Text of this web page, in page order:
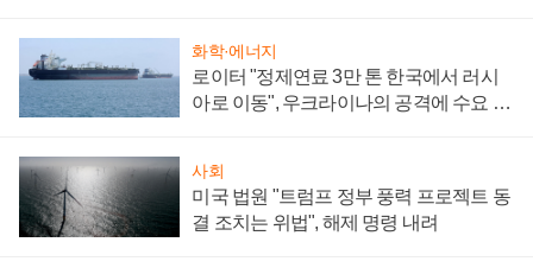
화학·에너지
로이터 "정제연료 3만 톤 한국에서 러시
아로 이동", 우크라이나의 공격에 수요 늘
사회
미국 법원 "트럼프 정부 풍력 프로젝트 동
결 조치는 위법", 해제 명령 내려